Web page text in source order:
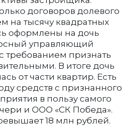
договоров долевого
на тысячу квадратных
оформлены на дочь
управляющий
требованием признать
В итоге дочь
от части квартир. Есть
средств с признанного
в пользу самого
и ООО «СК Победа».
18 млн рублей.